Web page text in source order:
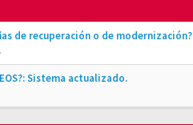
de recuperación o de modernización?
Sistema actualizado.